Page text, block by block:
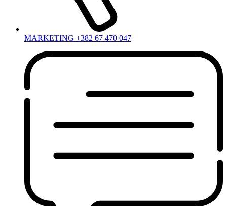
MARKETING +382 67 470 047